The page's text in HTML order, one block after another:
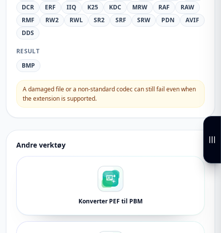
DCR
ERF IIQ K25 KDC MRW RAF
RAW
RMF
RW2 RWL SR2 SRF SRW PDN
AVIF
DDS
RESULT
BMP
A damaged file or a non-standard codec can still fail even when
the extension is supported.
Andre verktøy
Konverter PEF til PBM